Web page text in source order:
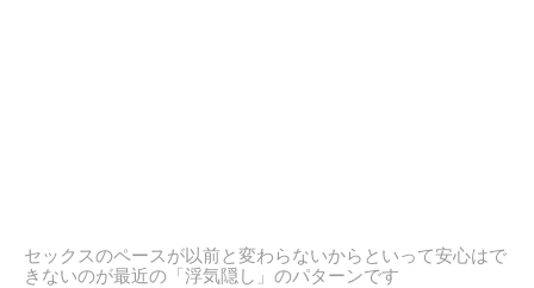
セックスのペースが以前と変わらないからといって安心はで
きないのが最近の「浮気隠し」のパターンです